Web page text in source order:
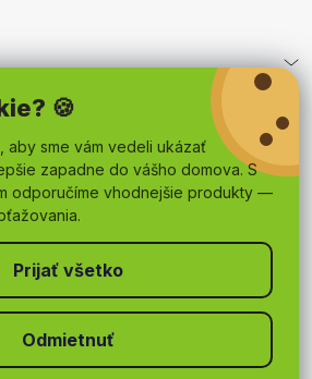
🍪
aby sme vám vedeli ukázať
zapadne do vášho domova. S
odporučíme vhodnejšie produkty —
Odmietnuť. Všetky práva vyhradené.
nastavenie cookies